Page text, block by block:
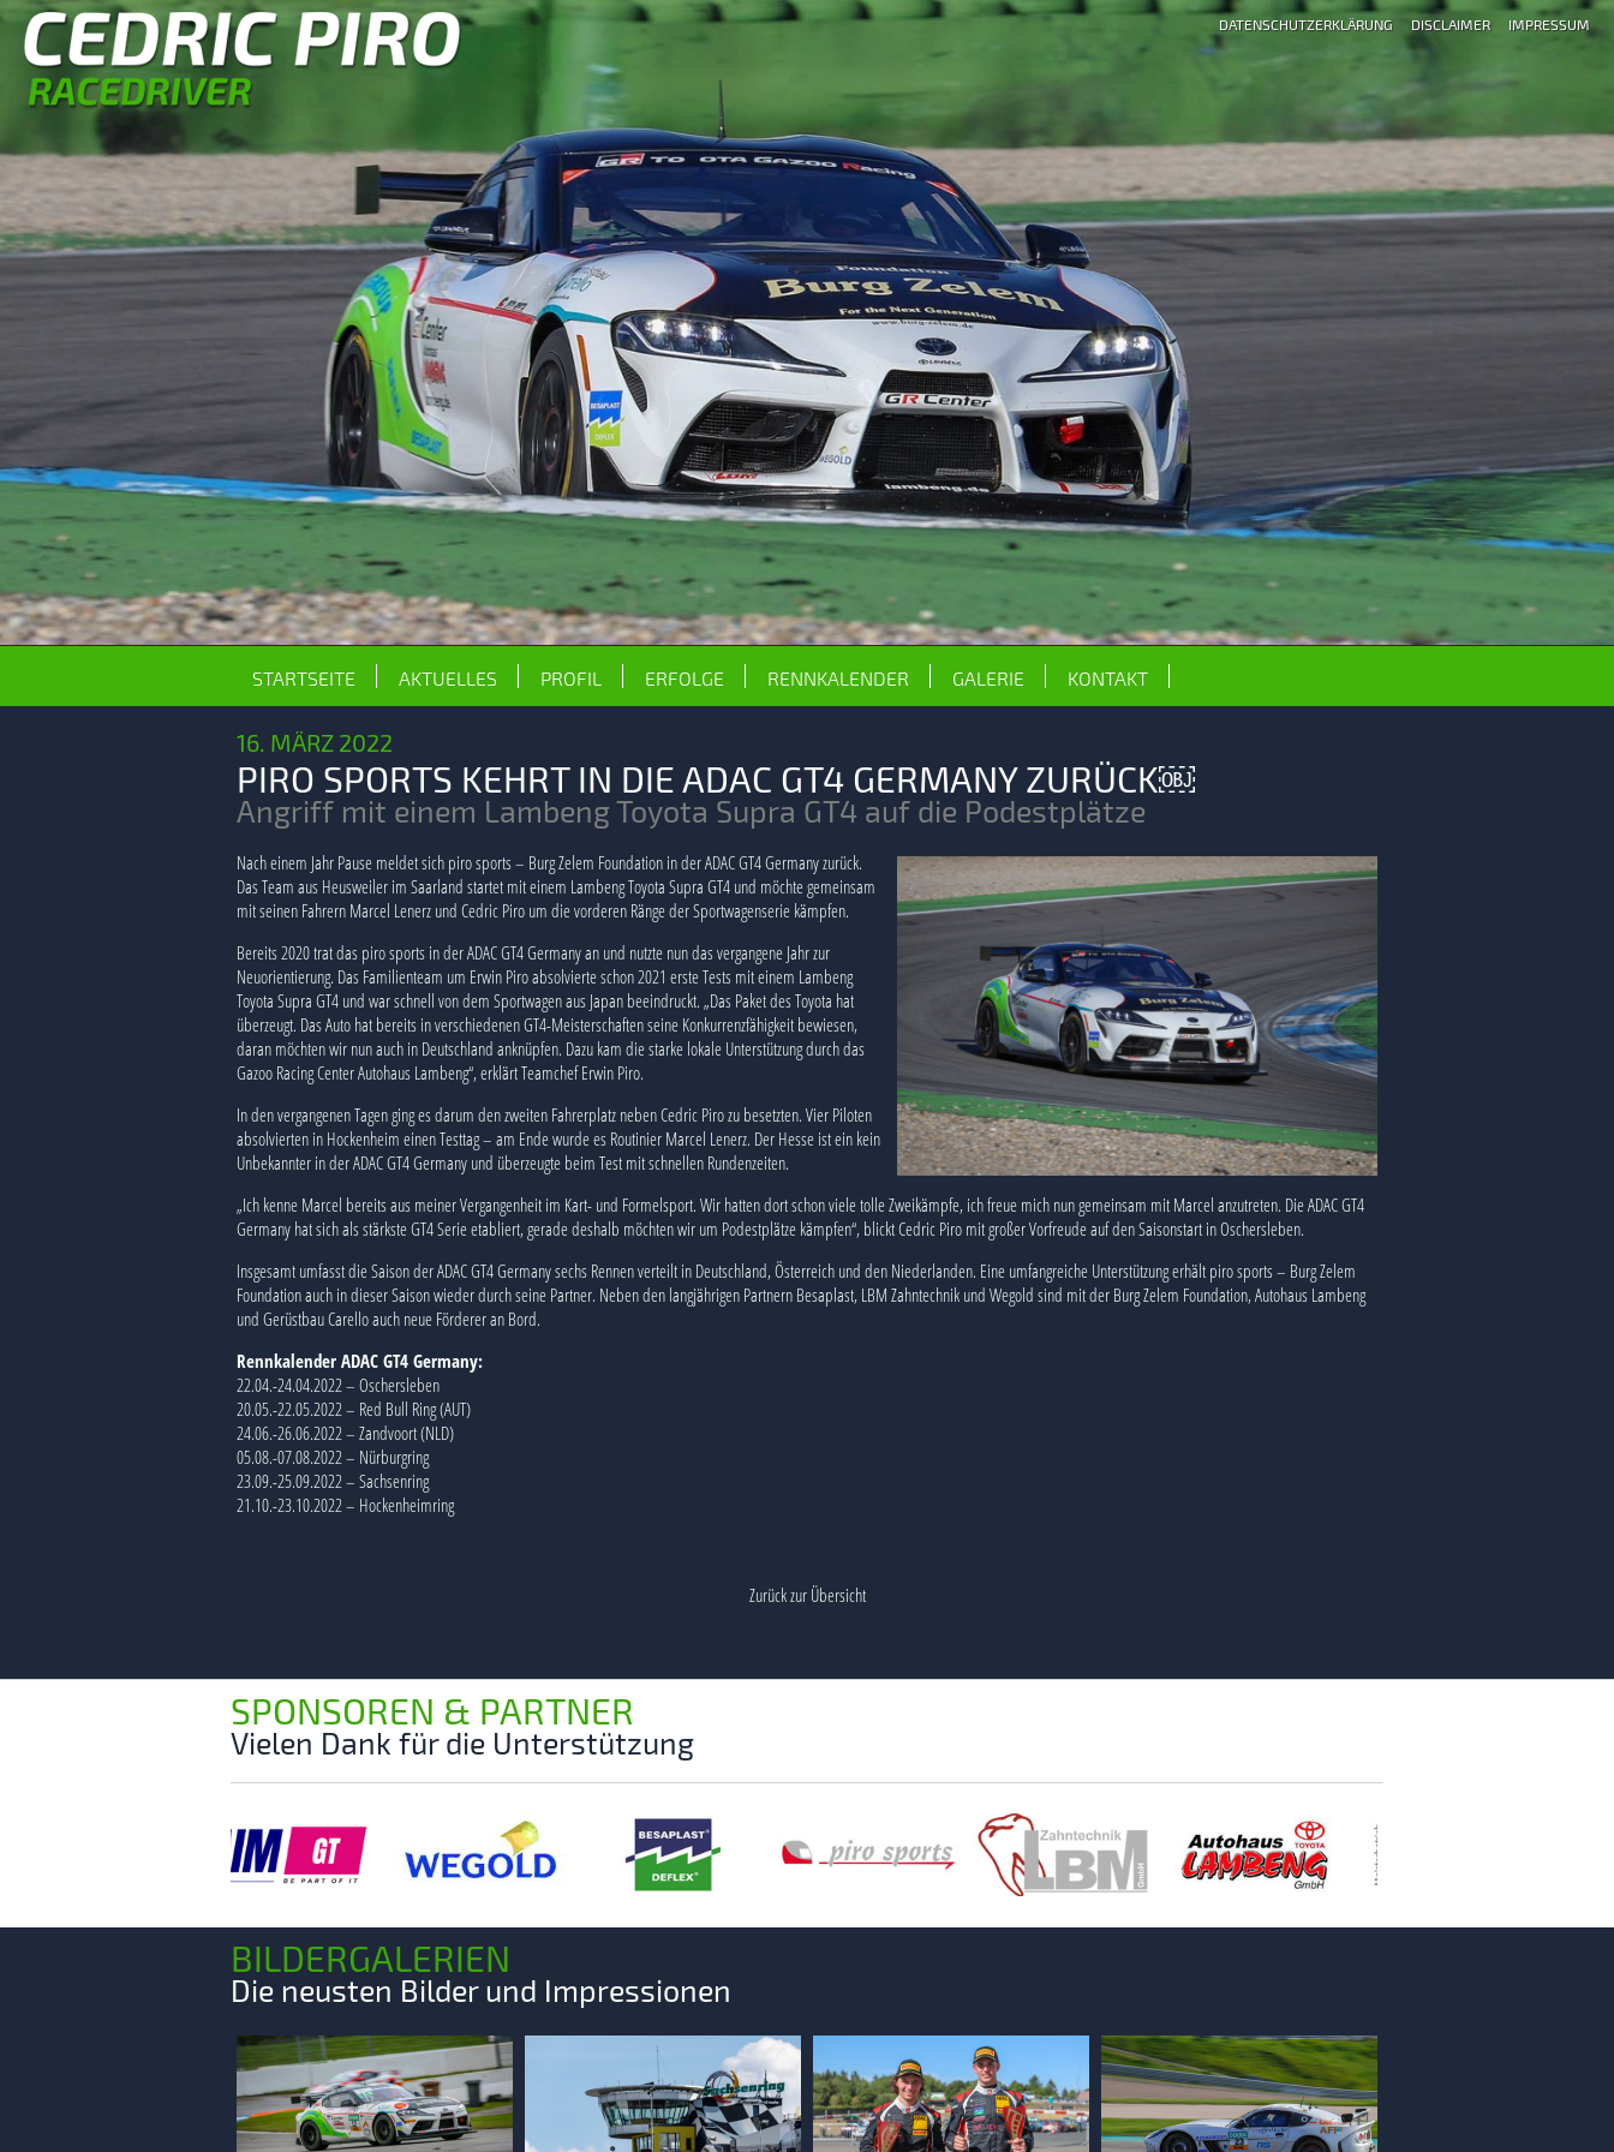
DATENSCHUTZERKLÄRUNG DISCLAIMER IMPRESSUM
STARTSEITE AKTUELLES PROFIL ERFOLGE RENNKALENDER GALERIE KONTAKT
16. MÄRZ 2022
PIRO SPORTS KEHRT IN DIE ADAC GT4 GERMANY ZURÜCK￼
Angriff mit einem Lambeng Toyota Supra GT4 auf die Podestplätze
Nach einem Jahr Pause meldet sich piro sports – Burg Zelem Foundation in der ADAC GT4 Germany zurück.
Das Team aus Heusweiler im Saarland startet mit einem Lambeng Toyota Supra GT4 und möchte gemeinsam
mit seinen Fahrern Marcel Lenerz und Cedric Piro um die vorderen Ränge der Sportwagenserie kämpfen.
Bereits 2020 trat das piro sports in der ADAC GT4 Germany an und nutzte nun das vergangene Jahr zur
Neuorientierung. Das Familienteam um Erwin Piro absolvierte schon 2021 erste Tests mit einem Lambeng
Toyota Supra GT4 und war schnell von dem Sportwagen aus Japan beeindruckt. „Das Paket des Toyota hat
überzeugt. Das Auto hat bereits in verschiedenen GT4-Meisterschaften seine Konkurrenzfähigkeit bewiesen,
daran möchten wir nun auch in Deutschland anknüpfen. Dazu kam die starke lokale Unterstützung durch das
Gazoo Racing Center Autohaus Lambeng“, erklärt Teamchef Erwin Piro.
In den vergangenen Tagen ging es darum den zweiten Fahrerplatz neben Cedric Piro zu besetzten. Vier Piloten
absolvierten in Hockenheim einen Testtag – am Ende wurde es Routinier Marcel Lenerz. Der Hesse ist ein kein
Unbekannter in der ADAC GT4 Germany und überzeugte beim Test mit schnellen Rundenzeiten.
„Ich kenne Marcel bereits aus meiner Vergangenheit im Kart- und Formelsport. Wir hatten dort schon viele tolle Zweikämpfe, ich freue mich nun gemeinsam mit Marcel anzutreten. Die ADAC GT4
Germany hat sich als stärkste GT4 Serie etabliert, gerade deshalb möchten wir um Podestplätze kämpfen“, blickt Cedric Piro mit großer Vorfreude auf den Saisonstart in Oschersleben.
Insgesamt umfasst die Saison der ADAC GT4 Germany sechs Rennen verteilt in Deutschland, Österreich und den Niederlanden. Eine umfangreiche Unterstützung erhält piro sports – Burg Zelem
Foundation auch in dieser Saison wieder durch seine Partner. Neben den langjährigen Partnern Besaplast, LBM Zahntechnik und Wegold sind mit der Burg Zelem Foundation, Autohaus Lambeng
und Gerüstbau Carello auch neue Förderer an Bord.
Rennkalender ADAC GT4 Germany:
22.04.-24.04.2022 – Oschersleben
20.05.-22.05.2022 – Red Bull Ring (AUT)
24.06.-26.06.2022 – Zandvoort (NLD)
05.08.-07.08.2022 – Nürburgring
23.09.-25.09.2022 – Sachsenring
21.10.-23.10.2022 – Hockenheimring
Zurück zur Übersicht
SPONSOREN & PARTNER
Vielen Dank für die Unterstützung
BILDERGALERIEN
Die neusten Bilder und Impressionen